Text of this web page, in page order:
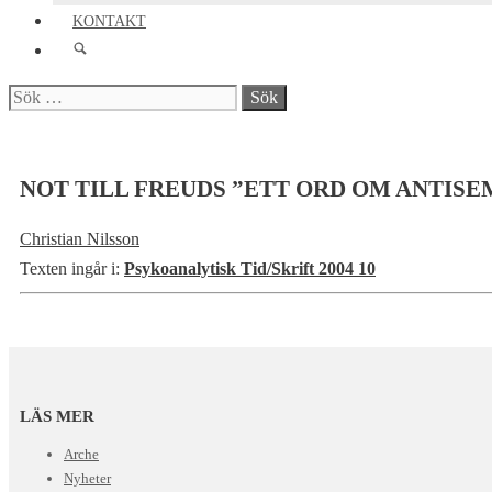
KONTAKT
Sök
NOT TILL FREUDS ”ETT ORD OM
Christian Nilsson
Texten ingår i: Psykoanalytisk Tid/Skrift 2004 10
LÄS MER
Arche
Nyheter